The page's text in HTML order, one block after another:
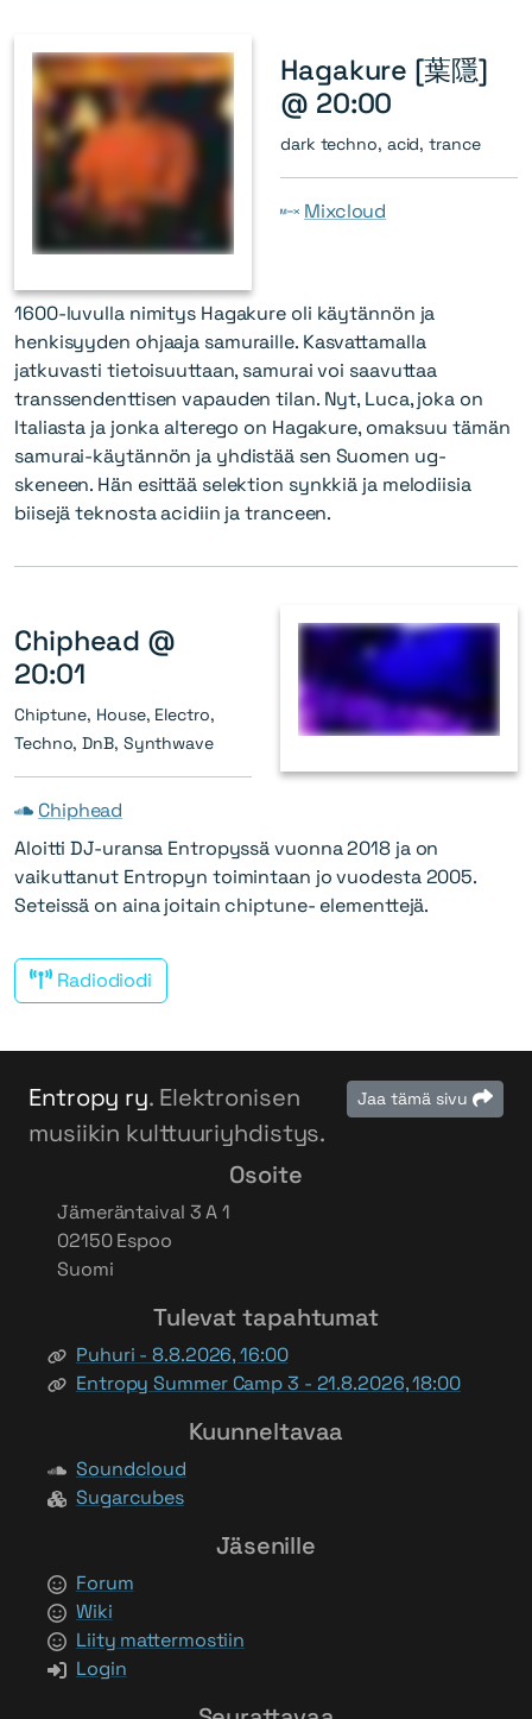
Hagakure [葉隱]
@ 20:00
dark techno, acid, trance
Mixcloud
1600-luvulla nimitys Hagakure oli käytännön ja
henkisyyden ohjaaja samuraille. Kasvattamalla
jatkuvasti tietoisuuttaan, samurai voi saavuttaa
transsendenttisen vapauden tilan. Nyt, Luca, joka on
Italiasta ja jonka alterego on Hagakure, omaksuu tämän
samurai-käytännön ja yhdistää sen Suomen ug-
skeneen. Hän esittää selektion synkkiä ja melodiisia
biisejä teknosta acidiin ja tranceen.
Chiphead @
20:01
Chiptune, House, Electro,
Techno, DnB, Synthwave
Chiphead
Aloitti DJ-uransa Entropyssä vuonna 2018 ja on
vaikuttanut Entropyn toimintaan jo vuodesta 2005.
Seteissä on aina joitain chiptune- elementtejä.
Radiodiodi
Jaa tämä sivu
Entropy ry. Elektronisen
musiikin kulttuuriyhdistys.
Osoite
Jämeräntaival 3 A 1
02150 Espoo
Suomi
Tulevat tapahtumat
Puhuri - 8.8.2026, 16:00
Entropy Summer Camp 3 - 21.8.2026, 18:00
Kuunneltavaa
Soundcloud
Sugarcubes
Jäsenille
Forum
Wiki
Liity mattermostiin
Login